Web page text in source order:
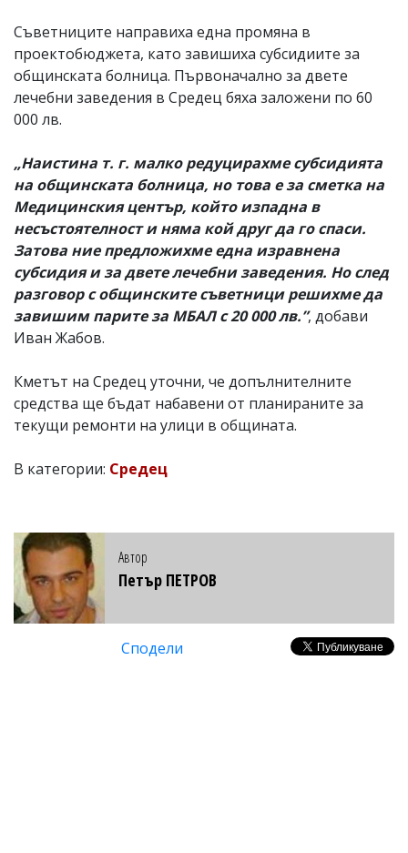
Съветниците направиха една промяна в
проектобюджета, като завишиха субсидиите за
общинската болница. Първоначално за двете
лечебни заведения в Средец бяха заложени по 60
000 лв.
„Наистина т. г. малко редуцирахме субсидията
на общинската болница, но това е за сметка на
Медицинския център, който изпадна в
несъстоятелност и няма кой друг да го спаси.
Затова ние предложихме една изравнена
субсидия и за двете лечебни заведения. Но след
разговор с общинските съветници решихме да
завишим парите за МБАЛ с 20 000 лв.”, добави
Иван Жабов.
Кметът на Средец уточни, че допълнителните
средства ще бъдат набавени от планираните за
текущи ремонти на улици в общината.
В категории: Средец
Автор
Петър ПЕТРОВ
Сподели